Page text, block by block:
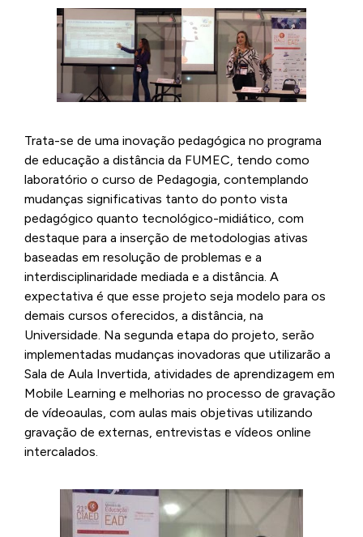
Trata-se de uma inovação pedagógica no programa
de educação a distância da FUMEC, tendo como
laboratório o curso de Pedagogia, contemplando
mudanças significativas tanto do ponto vista
pedagógico quanto tecnológico-midiático, com
destaque para a inserção de metodologias ativas
baseadas em resolução de problemas e a
interdisciplinaridade mediada e a distância. A
expectativa é que esse projeto seja modelo para os
demais cursos oferecidos, a distância, na
Universidade. Na segunda etapa do projeto, serão
implementadas mudanças inovadoras que utilizarão a
Sala de Aula Invertida, atividades de aprendizagem em
Mobile Learning e melhorias no processo de gravação
de vídeoaulas, com aulas mais objetivas utilizando
gravação de externas, entrevistas e vídeos online
intercalados.